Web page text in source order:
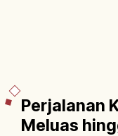
Perjalanan
Meluas